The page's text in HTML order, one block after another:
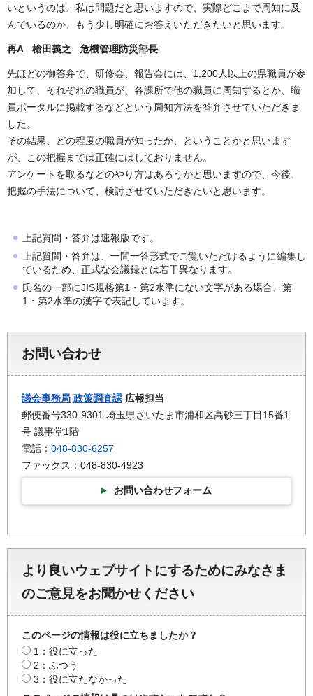
いというのは、私は問題だと思いますので、実際どこまで周知に及
んでいるのか、もう少し明確にお答えいただきたいと思います。
再A 槍田義之 危機管理防災部長
先ほどの御答弁で、研修会、報告会には、1,200人以上の県職員が参
加して、それぞれの職員が、各課所で他の職員に周知するとか、職
員ポータルに掲載するなどという周知方法を答弁させていただきま
した。
その結果、どの程度の職員が知ったか、ということかと思います
が、この把握までは正確にはしておりません。
アンケートを取るなどのやり方はあろうかと思いますので、今後、
把握の手法について、検討させていただきたいと思います。
上記質問・答弁は速報版です。
上記質問・答弁は、一問一答形式でご覧いただけるように編集し
ているため、正式な会議録とは若干異なります。
氏名の一部にJIS規格第1・第2水準にない文字がある場合、第
1・第2水準の漢字で表記しています。
お問い合わせ
議会事務局 政策調査課 広報担当
郵便番号330-9301 埼玉県さいたま市浦和区高砂三丁目15番1
号 議事堂1階
電話： 048-830-6257
ファックス：048-830-4923
お問い合わせフォーム
より良いウェブサイトにするためにみなさま
のご意見をお聞かせください
このページの情報は役に立ちましたか？
1：役に立った
2：ふつう
3：役に立たなかった